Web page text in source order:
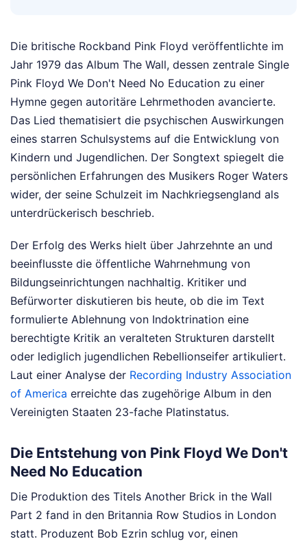
Die britische Rockband Pink Floyd veröffentlichte im
Jahr 1979 das Album The Wall, dessen zentrale Single
Pink Floyd We Don't Need No Education zu einer
Hymne gegen autoritäre Lehrmethoden avancierte.
Das Lied thematisiert die psychischen Auswirkungen
eines starren Schulsystems auf die Entwicklung von
Kindern und Jugendlichen. Der Songtext spiegelt die
persönlichen Erfahrungen des Musikers Roger Waters
wider, der seine Schulzeit im Nachkriegsengland als
unterdrückerisch beschrieb.
Der Erfolg des Werks hielt über Jahrzehnte an und
beeinflusste die öffentliche Wahrnehmung von
Bildungseinrichtungen nachhaltig. Kritiker und
Befürworter diskutieren bis heute, ob die im Text
formulierte Ablehnung von Indoktrination eine
berechtigte Kritik an veralteten Strukturen darstellt
oder lediglich jugendlichen Rebellionseifer artikuliert.
Laut einer Analyse der Recording Industry Association
of America erreichte das zugehörige Album in den
Vereinigten Staaten 23-fache Platinstatus.
Die Entstehung von Pink Floyd We Don't
Need No Education
Die Produktion des Titels Another Brick in the Wall
Part 2 fand in den Britannia Row Studios in London
statt. Produzent Bob Ezrin schlug vor, einen